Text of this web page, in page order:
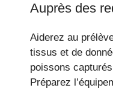
Auprès des
Aiderez au
tissus et de
poissons
Préparez